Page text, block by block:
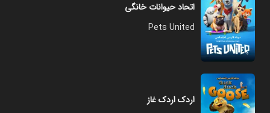
اتحاد حیوانات خانگی
Pets United
اردک اردک غاز